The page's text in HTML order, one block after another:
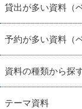
貸出が多い資料（
予約が多い資料（
資料の種類から探
テーマ資料